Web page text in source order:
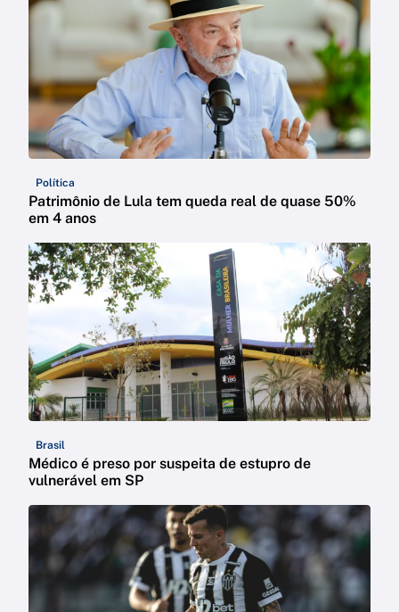
Política
Patrimônio de Lula tem queda real de quase 50%
em 4 anos
Brasil
Médico é preso por suspeita de estupro de
vulnerável em SP